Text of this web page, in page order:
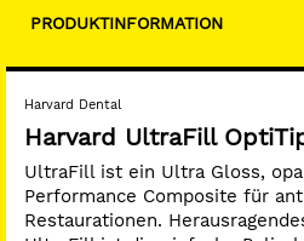
PRODUKTINFORMATION
Harvard Dental
Harvard UltraFill
UltraFill ist ein Ultra Gloss,
Performance Composite für
Restaurationen.